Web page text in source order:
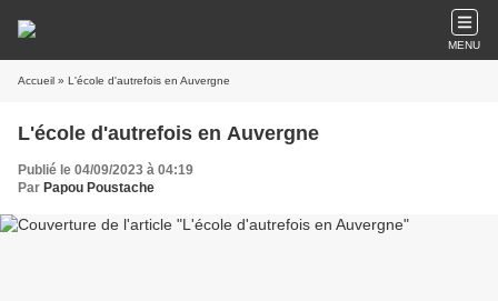
MENU
Accueil » L'école d'autrefois en Auvergne
L'école d'autrefois en Auvergne
Publié le 04/09/2023 à 04:19
Par Papou Poustache